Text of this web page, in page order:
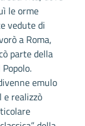
le orme
vedute di
a Roma,
parte della
emulo
e realizzò